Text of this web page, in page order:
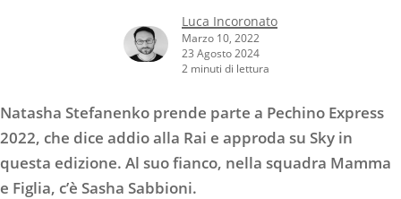
Luca Incoronato
Marzo 10, 2022
23 Agosto 2024
2 minuti di lettura
Natasha Stefanenko prende parte a Pechino Express
2022, che dice addio alla Rai e approda su Sky in
questa edizione. Al suo fianco, nella squadra Mamma
e Figlia, c’è Sasha Sabbioni.